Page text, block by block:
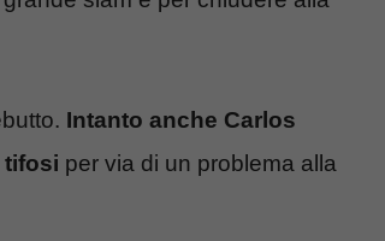
Intanto anche Carlos
tifosi per via di un problema alla